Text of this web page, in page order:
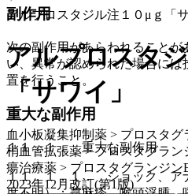
副作用
次の副作用があらわれること
い、異常が認められた場合に
置を行うこと。
重大な副作用
１１．１． 重大な副作用
１１．１．１． ショック、ア
アルプロスタジル注１０μｇ「サ
アルプロスタ
「サワイ」
血小板凝集抑制薬 > プロスタグ
梢血管拡張薬 > プロスタグラン
瘍治療薬 > プロスタグランジン
2023年12月改訂(第1版)